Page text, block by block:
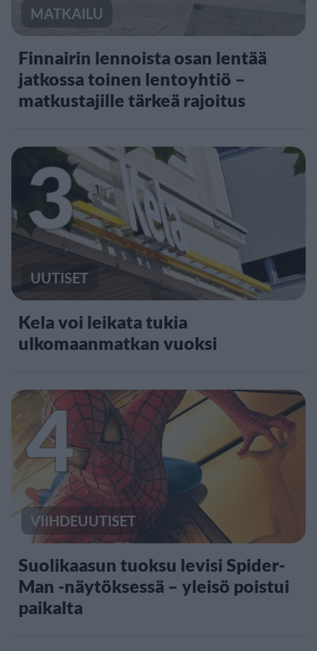
MATKAILU
Finnairin lennoista osan lentää
jatkossa toinen lentoyhtiö –
matkustajille tärkeä rajoitus
3
UUTISET
Kela voi leikata tukia
ulkomaanmatkan vuoksi
4
VIIHDEUUTISET
Suolikaasun tuoksu levisi Spider-
Man -näytöksessä – yleisö poistui
paikalta